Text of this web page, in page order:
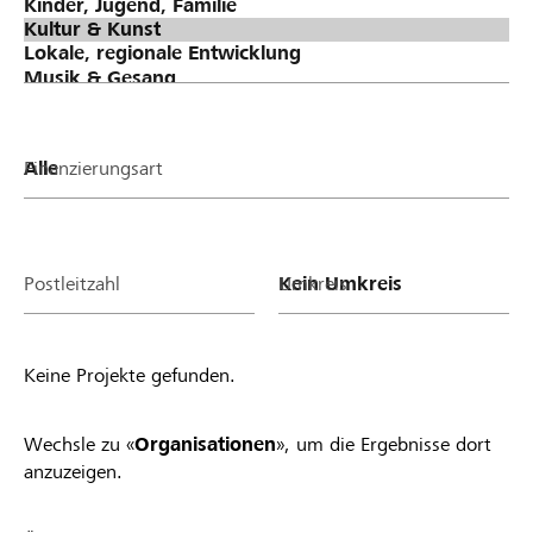
Finanzierungsart
Postleitzahl Umkreis
Keine Projekte gefunden.
Wechsle zu «Organisationen», um die Ergebnisse dort
anzuzeigen.